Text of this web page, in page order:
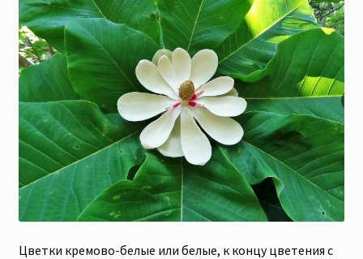
Цветки кремово-белые или белые, к концу цветения с